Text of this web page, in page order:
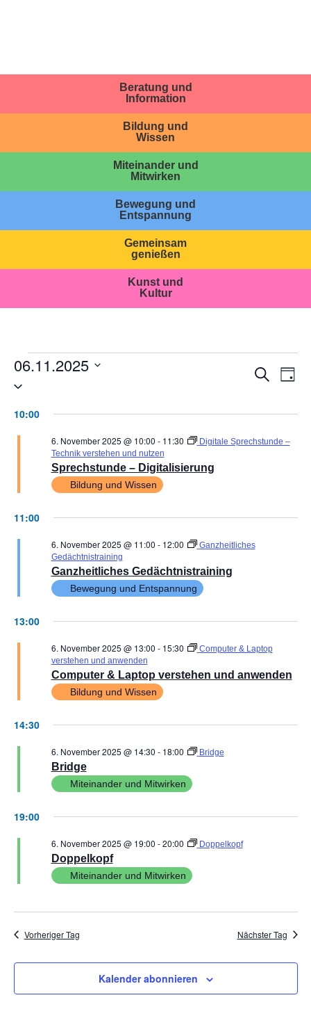
Beratung und
Information
Bildung und
Wissen
Miteinander und
Mitwirken
Bewegung und
Entspannung
Gemeinsam
genießen
Kunst und
Kultur
Suche
Tag
06.11.2025
Datum
10:00
Sprechstunde – Digitalisierung
6. November 2025 @ 10:00 - 11:30
Digitale Sprechstunde –
Technik verstehen und nutzen
Bildung und Wissen
11:00
Ganzheitliches Gedächtnistraining
6. November 2025 @ 11:00 - 12:00
Ganzheitliches
Gedächtnistraining
Bewegung und Entspannung
13:00
Computer & Laptop verstehen und anwenden
6. November 2025 @ 13:00 - 15:30
Computer & Laptop
verstehen und anwenden
Bildung und Wissen
14:30
Bridge
6. November 2025 @ 14:30 - 18:00 Bridge
Miteinander und Mitwirken
19:00
Doppelkopf
6. November 2025 @ 19:00 -20:00 Doppelkopf
Miteinander und Mitwirken
Vorheriger Tag Nächster Tag
Kalender abonnieren